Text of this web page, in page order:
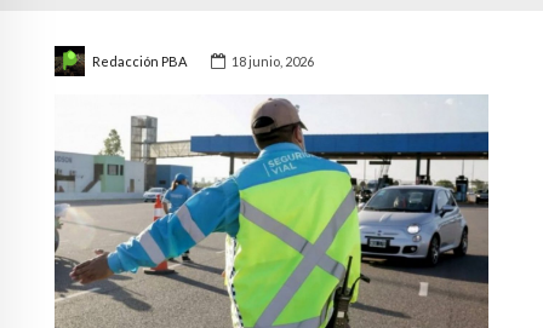
Redacción PBA 18 junio, 2026